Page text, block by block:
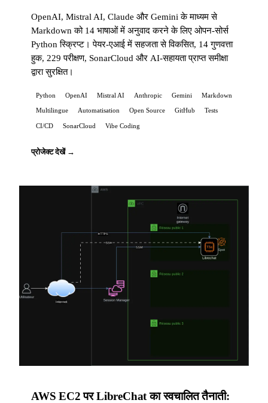
OpenAI, Mistral AI, Claude और Gemini के माध्यम से
Markdown को 14 भाषाओं में अनुवाद करने के लिए ओपन-सोर्स
Python स्क्रिप्ट। पेयर-एआई में सहजता से विकसित, 14 गुणवत्ता
हुक, 229 परीक्षण, SonarCloud और AI-सहायता प्राप्त समीक्षा
द्वारा सुरक्षित।
Python OpenAI Mistral AI Anthropic Gemini Markdown
Multilingue Automatisation Open Source GitHub Tests
CI/CD SonarCloud Vibe Coding
प्रोजेक्ट देखें →
AWS EC2 पर LibreChat का स्वचालित तैनाती: